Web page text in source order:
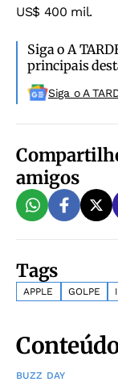
US$ 400 mil.
Siga o A
principais
Siga o A
amigos
Tags
APPLE GOLPE